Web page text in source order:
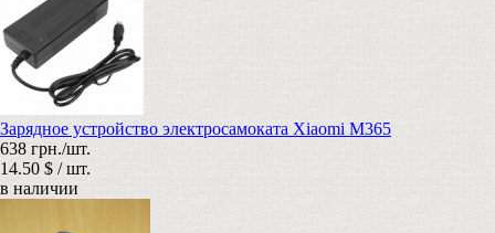
Зарядное устройство электросамоката Xiaomi M365
638 грн./шт.
14.50 $ / шт.
в наличии